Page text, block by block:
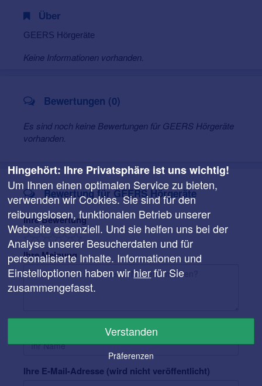
Über
GEERS Hörgeräte
Keine Informationen vorhanden.
Bewertungen (0)
Es sind noch keine Bewertungen für GEERS Hörgeräte
vorhanden.
Bewertung für GEERS Hörgeräte
Ihre Bewertung
Ihre Meinung
Ihre E-Mail-Adresse (wird nicht veröffentlicht)
Hingehört: Ihre Privatsphäre ist uns wichtig!
Um Ihnen einen optimalen Service zu bieten,
verwenden wir Cookies. Sie sind für den
reibungslosen, funktionalen Betrieb unserer
Webseite essenziell. Und sie helfen uns bei der
Analyse unserer Besucherdaten und für
personalisierte Inhalte. Informationen und
Einstelloptionen haben wir hierfür Sie
zusammengefasst.
Verstanden
Präferenzen